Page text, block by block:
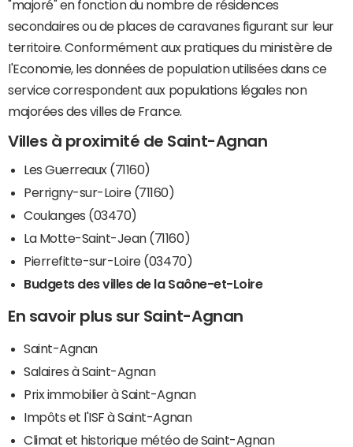
"majoré" en fonction du nombre de résidences
secondaires ou de places de caravanes figurant sur leur
territoire. Conformément aux pratiques du ministère de
l'Economie, les données de population utilisées dans ce
service correspondent aux populations légales non
majorées des villes de France.
Villes à proximité de Saint-Agnan
Les Guerreaux (71160)
Perrigny-sur-Loire (71160)
Coulanges (03470)
La Motte-Saint-Jean (71160)
Pierrefitte-sur-Loire (03470)
Budgets des villes de la Saône-et-Loire
En savoir plus sur Saint-Agnan
Saint-Agnan
Salaires à Saint-Agnan
Prix immobilier à Saint-Agnan
Impôts et l'ISF à Saint-Agnan
Climat et historique météo de Saint-Agnan